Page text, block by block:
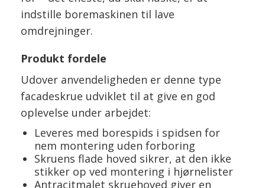
indstille boremaskinen til lave
omdrejninger.
Produkt fordele
Udover anvendeligheden er denne type
facadeskrue udviklet til at give en god
oplevelse under arbejdet:
Leveres med borespids i spidsen for
nem montering uden forboring
Skruens flade hoved sikrer, at den ikke
stikker op ved montering i hjørnelister
Antracitmalet skruehoved giver en